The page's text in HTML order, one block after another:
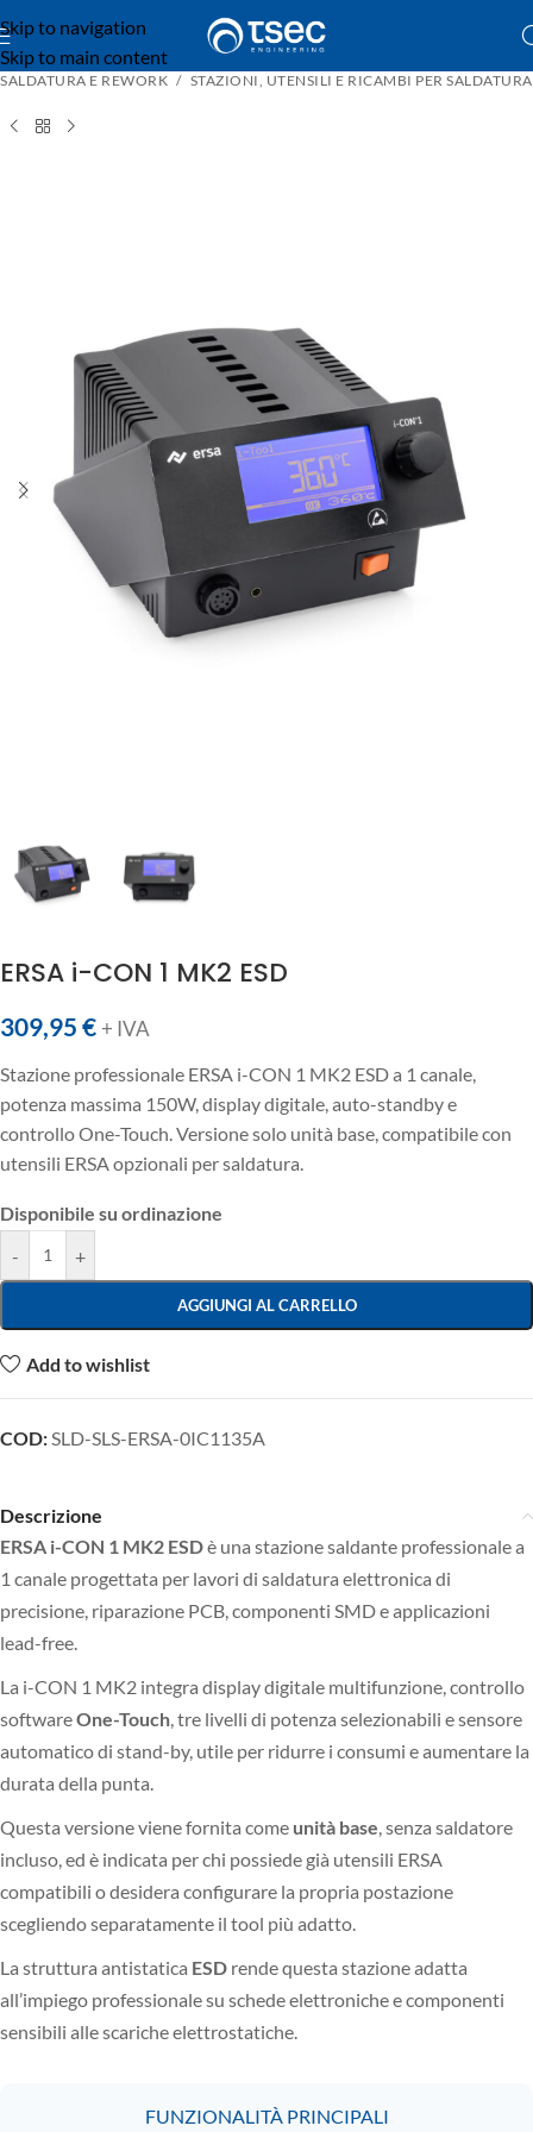
Skip to navigation
Skip to main content
SALDATURA E REWORK STAZIONI, UTENSILI E RICAMBI PER SALDATURA
ERSA i-CON 1 MK2 ESD
309,95 € + IVA
Stazione professionale ERSA i-CON 1 MK2 ESD a 1 canale,
potenza massima 150W, display digitale, auto-standby e
controllo One-Touch. Versione solo unità base, compatibile con
utensili ERSA opzionali per saldatura.
Disponibile su ordinazione
-
+
AGGIUNGI AL CARRELLO
Add to wishlist
COD:SLD-SLS-ERSA-0IC1135A
Descrizione
ERSA i-CON 1 MK2 ESDè una stazione saldante professionale a
1 canale progettata per lavori di saldatura elettronica di
precisione, riparazione PCB, componenti SMD e applicazioni
lead-free.
La i-CON 1 MK2 integra display digitale multifunzione, controllo
softwareOne-Touch, tre livelli di potenza selezionabili e sensore
automatico di stand-by, utile per ridurre i consumi e aumentare la
durata della punta.
Questa versione viene fornita come unità base, senza saldatore
incluso, ed è indicata per chi possiede già utensili ERSA
compatibili o desidera configurare la propria postazione
scegliendo separatamente il tool più adatto.
La struttura antistatica ESD rende questa stazione adatta
all’impiego professionale su schede elettroniche e componenti
sensibili alle scariche elettrostatiche.
FUNZIONALITÀ PRINCIPALI